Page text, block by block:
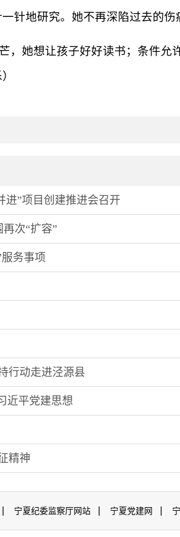
针地研究。她不再深陷过去的伤
，她想让孩子好好读书；条件
进”项目创建推进会召开
次“扩容”
务事项
行动走进泾源县
近平党建思想
精神
宁夏纪委监察厅网站 宁夏党建网